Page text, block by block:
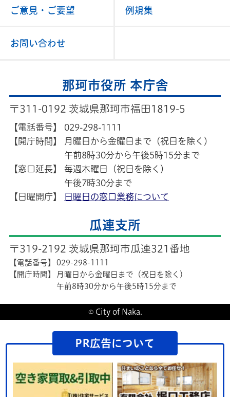
ご意見・ご要望 例規集
お問い合わせ
那珂市役所 本庁舎
〒311-0192 茨城県那珂市福田1819-5
【電話番号】
029-298-1111
【開庁時間】
月曜日から金曜日まで（祝日を除く）
午前8時30分から午後5時15分まで
【窓口延長】
毎週木曜日（祝日を除く）
午後7時30分まで
【日曜開庁】
日曜日の窓口業務について
瓜連支所
〒319-2192 茨城県那珂市瓜連321番地
【電話番号】
029-298-1111
【開庁時間】
月曜日から金曜日まで（祝日を除く）
午前8時30分から午後5時15分まで
© City of Naka.
PR広告について